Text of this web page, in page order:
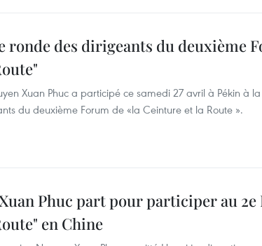
ronde des dirigeants du deuxième
Xuan Phuc a participé ce samedi 27 avril à Pékin à
du deuxième Forum de «la Ceinture et la Route ».
Phuc part pour participer au 2e
en Chine